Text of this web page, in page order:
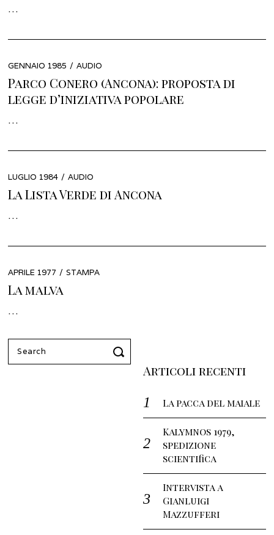
…
POSTED
ON
GENNAIO 1985 GENNAIO
2022
AUDIO
Parco Conero (Ancona): proposta di
legge d’iniziativa popolare
…
POSTED
ON
LUGLIO 1984 GENNAIO
2022
AUDIO
La Lista Verde di Ancona
…
POSTED
ON
APRILE 1977 APRILE
2022
STAMPA
La malva
…
Search
for:
Articoli recenti
La pacca del maiale
Kalymnos 1979,
spedizione
scientifica
Intervista a
Gianluigi
Mazzufferi